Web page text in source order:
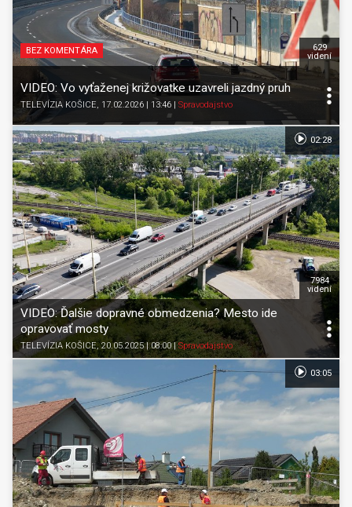
BEZ KOMENTÁRA
VIDEO: Vo vyťaženej križovatke uzavreli jazdný pruh
TELEVÍZIA KOŠICE, 17.02.2026 | 13:46 Spravodajstvo
629
videní
VIDEO: Ďalšie dopravné obmedzenia? Mesto ide
opravovať mosty
TELEVÍZIA KOŠICE, 20.05.2025 | 08:00|Spravodajstvo
7984
videní
02:28
03:05